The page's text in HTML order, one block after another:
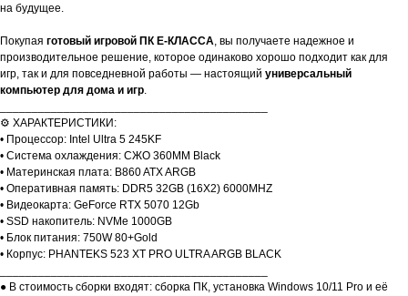
на будущее.
Покупая готовый игровой ПК E-КЛАССА, вы получаете надежное и
производительное решение, которое одинаково хорошо подходит как для
игр, так и для повседневной работы — настоящий универсальный
компьютер для дома и игр.
⚙️ ХАРАКТЕРИСТИКИ:
• Процессор: Intel Ultra 5 245KF
• Система охлаждения: СЖО 360MM Black
• Материнская плата: B860 ATX ARGB
• Оперативная память: DDR5 32GB (16X2) 6000MHZ
• Видеокарта: GeForce RTX 5070 12Gb
• SSD накопитель: NVMe 1000GB
• Блок питания: 750W 80+Gold
• Корпус: PHANTEKS 523 XT PRO ULTRA ARGB BLACK
● В стоимость сборки входят: сборка ПК, установка Windows 10/11 Pro и её